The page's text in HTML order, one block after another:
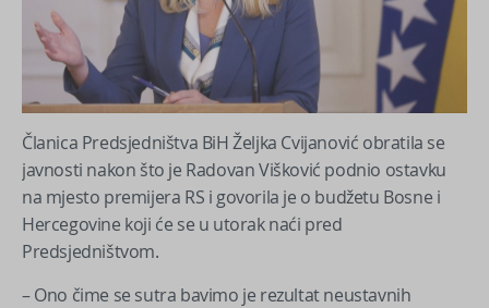
Članica Predsjedništva BiH Željka Cvijanović obratila se
javnosti nakon što je Radovan Višković podnio ostavku
na mjesto premijera RS i govorila je o budžetu Bosne i
Hercegovine koji će se u utorak naći pred
Predsjedništvom.
– Ono čime se sutra bavimo je rezultat neustavnih